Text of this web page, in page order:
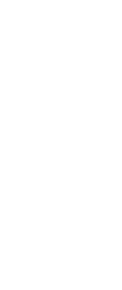
悪質業者
3つのチェ